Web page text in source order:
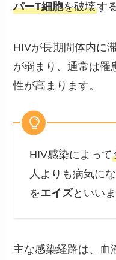
パーT細胞を破壊す
HIVが長期間体内に
が弱まり、通常は罹
性が高まります。
HIV感染によって
人よりも病気に
をエイズといいま
主な感染経路は、血